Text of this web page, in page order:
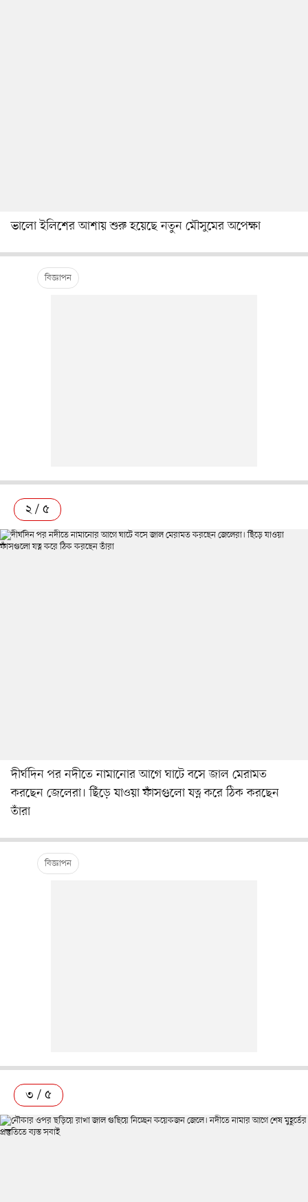
ভালো ইলিশের আশায় শুরু হয়েছে নতুন মৌসুমের অপেক্ষা
২ / ৫
দীর্ঘদিন পর নদীতে নামানোর আগে ঘাটে বসে জাল মেরামত
করছেন জেলেরা। ছিঁড়ে যাওয়া ফাঁসগুলো যত্ন করে ঠিক করছেন
তাঁরা
৩ / ৫